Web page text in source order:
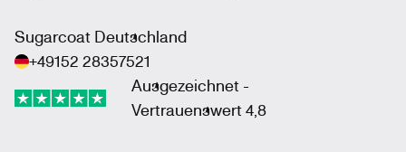
Sugarcoat Deutschland
+49152 28357521
Ausgezeichnet -
Vertrauenswert 4,8